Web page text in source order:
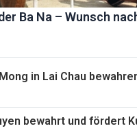
Ba Na – Wunsch
in Lai Chau
bewahrt und fördert